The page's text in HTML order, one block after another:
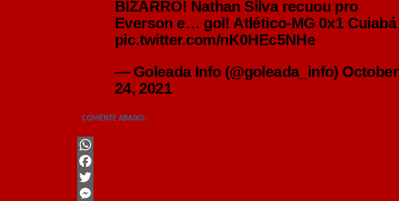
BIZARRO! Nathan Silva recuou pro
Everson e… gol! Atlético-MG 0x1 Cuiabá
pic.twitter.com/nK0HEc5NHe
— Goleada Info (@goleada_info) October
24, 2021
COMENTE ABAIXO:
WhatsApp
Facebook
Twitter